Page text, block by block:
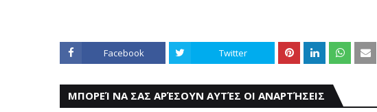
Facebook Twitter
ΜΠΟΡΕΊ ΝΑ ΣΑΣ ΑΡΈΣΟΥΝ ΑΥΤΈΣ ΟΙ ΑΝΑΡΤΉΣΕΙΣ